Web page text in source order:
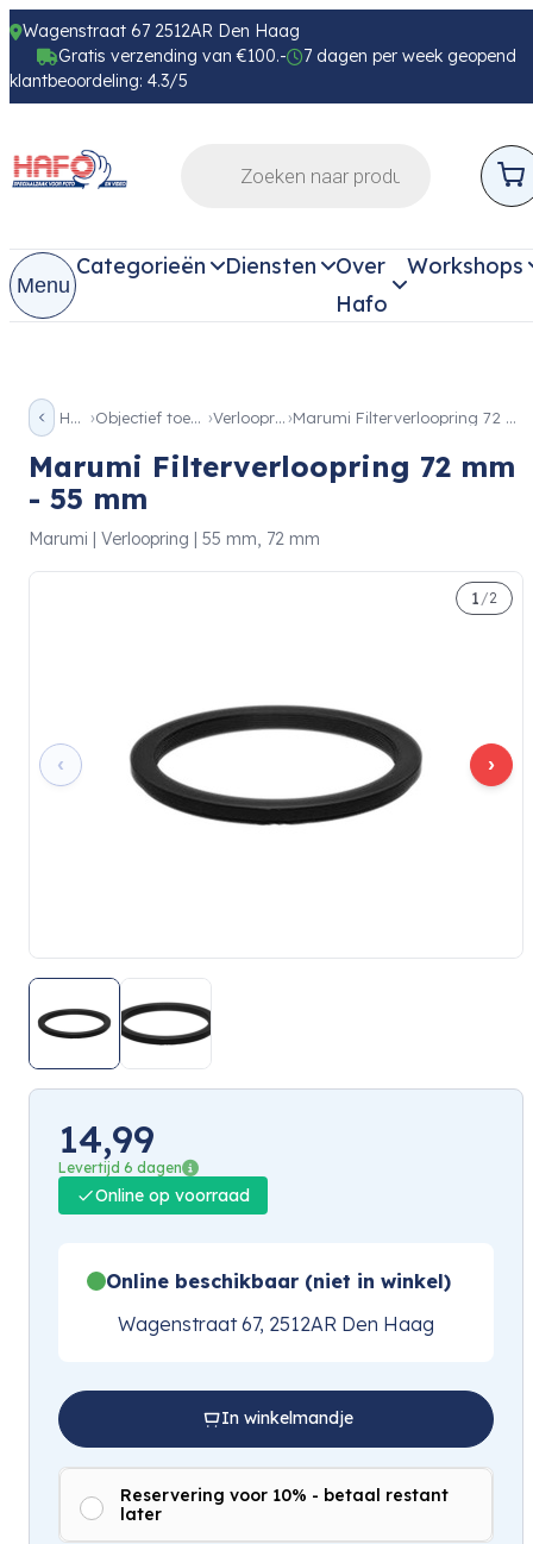
Wagenstraat 67 2512AR Den Haag
Gratis verzending van €100.-
7 dagen per week geopend
klantbeoordeling: 4.3/5
Menu
Categorieën Diensten
Over
Hafo
Workshops
Home Objectief toebehoren Verloopringen Marumi Filterverloopring 72 mm – 55 mm
Marumi Filterverloopring 72 mm
- 55 mm
Marumi | Verloopring | 55 mm, 72 mm
‹ ›
1 /2
14,99
Levertijd 6 dagen
Online op voorraad
Online beschikbaar (niet in winkel)
Wagenstraat 67, 2512AR Den Haag
In winkelmandje
Reservering voor 10% - betaal restant
later